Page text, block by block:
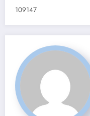
109147